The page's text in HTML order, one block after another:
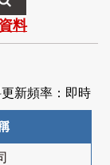
料
新頻率：即時